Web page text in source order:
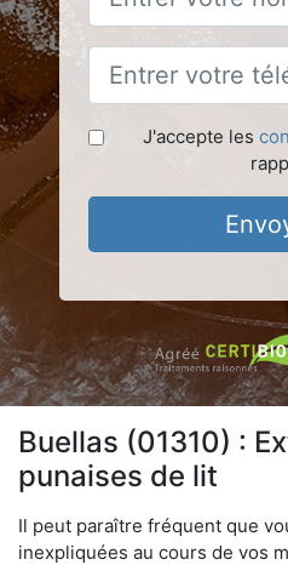
J'accepte les
Buellas (01310) :
punaises de lit
Il peut paraître fréquent que
inexpliquées au cours de vos